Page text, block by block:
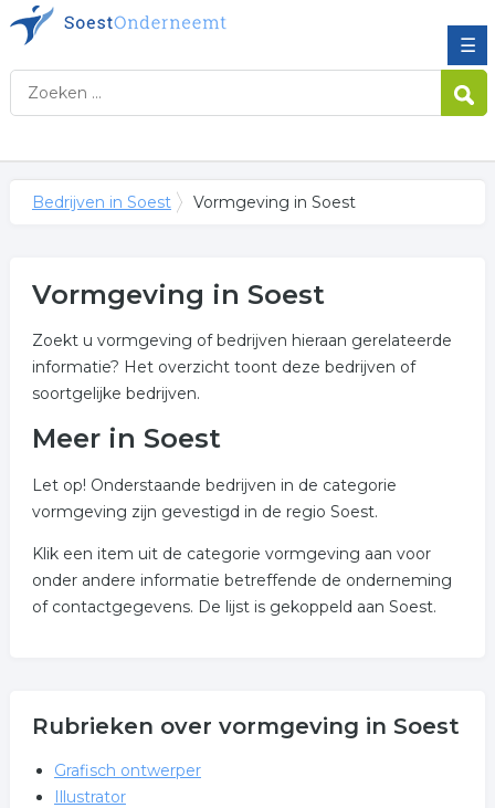
☰
Bedrijven in Soest Vormgeving in Soest
Vormgeving in Soest
Zoekt u vormgeving of bedrijven hieraan gerelateerde
informatie? Het overzicht toont deze bedrijven of
soortgelijke bedrijven.
Meer in Soest
Let op! Onderstaande bedrijven in de categorie
vormgeving zijn gevestigd in de regio Soest.
Klik een item uit de categorie vormgeving aan voor
onder andere informatie betreffende de onderneming
of contactgegevens. De lijst is gekoppeld aan Soest.
Rubrieken over vormgeving in Soest
Grafisch ontwerper
Illustrator